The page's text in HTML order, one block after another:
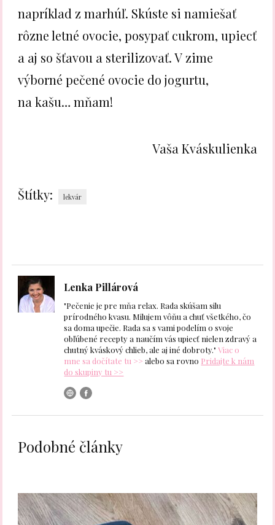
napríklad z marhúľ. Skúste si namiešať
rôzne letné ovocie, posypať cukrom, upiecť
a aj so šťavou a sterilizovať. V zime
výborné pečené ovocie do jogurtu,
na kašu… mňam!
Vaša Kváskulienka
Štítky: lekvár
Lenka Pillárová
"Pečenie je pre mňa relax. Rada skúšam silu
prírodného kvasu. Milujem vôňu a chuť všetkého, čo
sa doma upečie. Rada sa s vami podelím o svoje
obľúbené recepty a naučím vás upiecť nielen zdravý a
chutný kváskový chlieb, ale aj iné dobroty."Viac o
mne sa dočítate tu >> alebo sa rovno Pridajte k nám
do skupiny tu >>
Podobné články